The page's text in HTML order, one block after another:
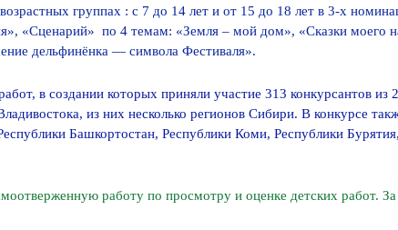
группах : с 7 до 14 лет и от 15 до 18 лет в 3-х
«Сценарий» по 4 темам: «Земля – мой дом», «Сказки моего
дельфинёнка — символа Фестиваля».
в создании которых приняли участие 313 конкурсантов из
из них несколько регионов Сибири. В конкурсе
Башкортостан, Республики Коми, Республики
работу по просмотру и оценке детских работ.